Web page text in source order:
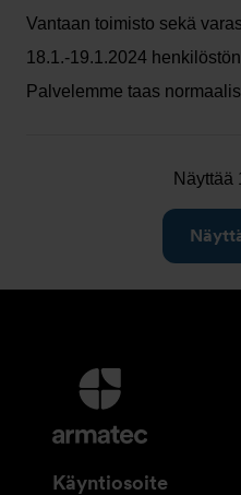
Vantaan toimisto sekä
18.1.-19.1.2024
Palvelemme taas
Näyttää
Lisätietoja
Yhteystiedot
Käyntiosoite